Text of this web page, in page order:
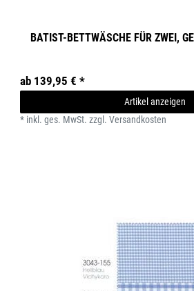
BATIST-BETTWÄSCHE FÜR ZWEI,
ab 139,95 € *
Artikel anzeigen
* inkl. ges. MwSt. zzgl. Versandkosten